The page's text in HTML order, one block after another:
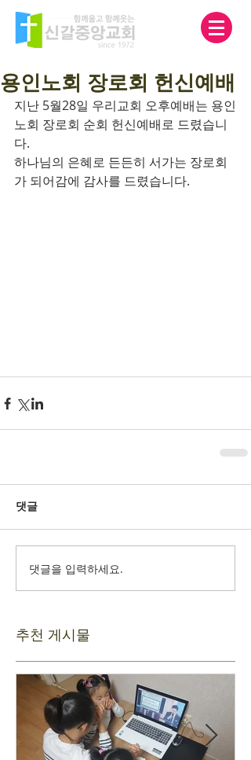
용인노회 장로회 헌신예배
지난 5월28일 우리교회 오후예배는 용인
노회 장로회 순회 헌신예배로 드렸습니
다.
하나님의 은혜로 든든히 서가는 장로회
가 되어감에 감사를 드렸습니다.
댓글
댓글을 입력하세요.
추천 게시물